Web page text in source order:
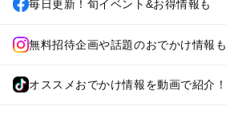
毎日更新！旬イベント&お得情報も
無料招待企画や話題のおでかけ情報も
オススメおでかけ情報を動画で紹介！